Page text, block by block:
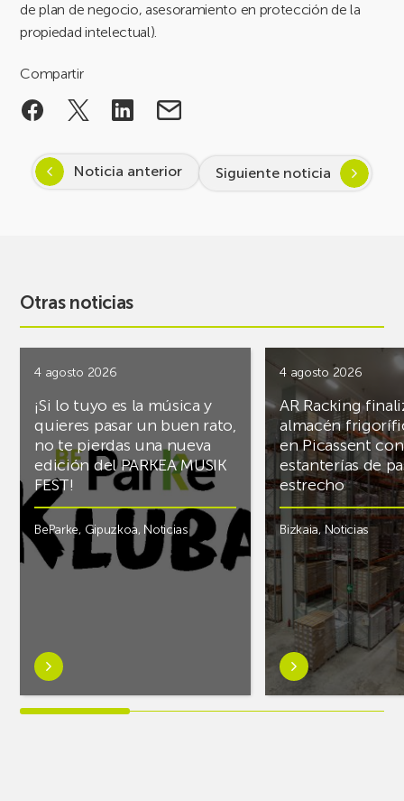
de plan de negocio, asesoramiento en protección de la
propiedad intelectual).
Compartir
Noticia anterior Siguiente noticia
Otras noticias
4 agosto 2026
¡Si lo tuyo es la música y
quieres pasar un buen rato,
no te pierdas una nueva
edición del PARKEA MUSIK
FEST!
BeParke, Gipuzkoa, Noticias
Saber
más
sobre¡Si
4 agosto 2026
AR Racking
almacén
en Picassent con
estanterías de
estrecho
Bizkaia,Noticias
Saber
más